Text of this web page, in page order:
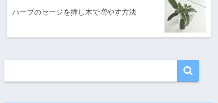
ハーブのセージを挿し木で増やす方法